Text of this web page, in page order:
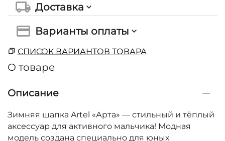
Доставка
Варианты оплаты
СПИСОК ВАРИАНТОВ ТОВАРА
О товаре
Описание
Зимняя шапка Artel «Арта» — стильный и тёплый
аксессуар для активного мальчика! Модная
модель создана специально для юных